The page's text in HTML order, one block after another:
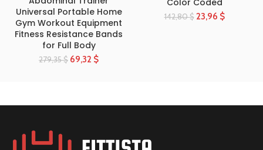
Universal Portable Home
Gym Workout Equipment
Fitness Resistance Bands
for Full Body
279,35$ 69,32 $
Color Coded
142,80$ 23,96 $